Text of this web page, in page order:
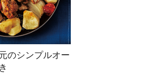
のシンプルオー